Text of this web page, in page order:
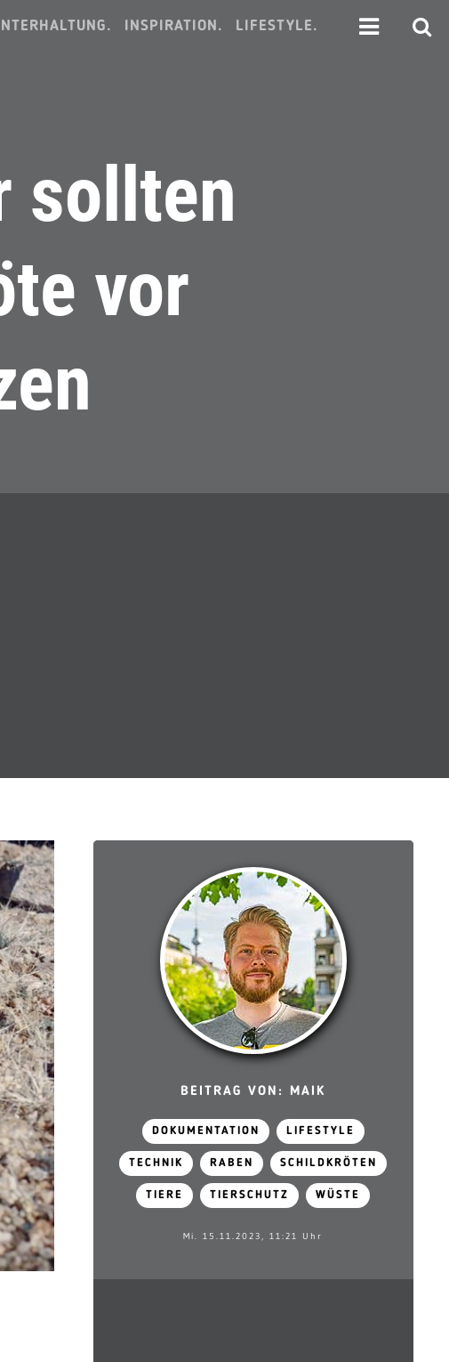
INSPIRATION. LIFESTYLE.
sollten
vor
BEITRAG VON: MAIK
DOKUMENTATION LIFESTYLE
TECHNIK RABEN SCHILDKRÖTEN
TIERE TIERSCHUTZ WÜSTE
Mi. 15.11.2023, 11:21 Uhr